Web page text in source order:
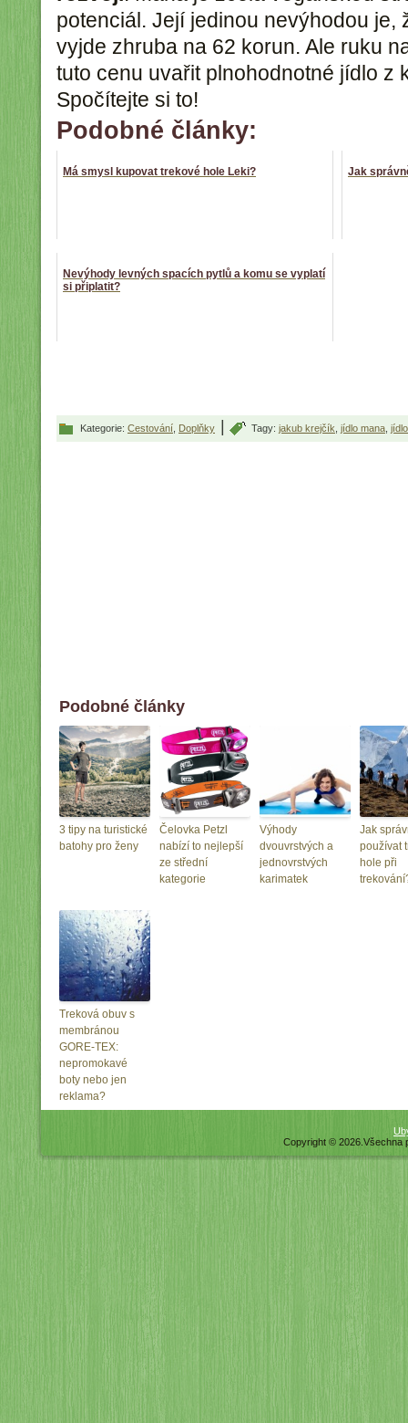
potenciál. Její jedinou nevýhodou je,
vyjde zhruba na 62 korun. Ale ruku
tuto cenu uvařit plnohodnotné jídlo z
Spočítejte si to!
Podobné články:
Má smysl kupovat trekové hole Leki? Jak
Nevýhody levných spacích pytlů a komu se vyplatí
si připlatit?
Kategorie: Cestování Doplňky Tagy: jakub krejčík jídlo mana
Podobné články
3 tipy na turistické
batohy pro ženy
Čelovka Petzl
nabízí to nejlepší
ze střední
kategorie
Výhody
dvouvrstvých a
jednovrstvých
karimatek
Jak
používat
hole při
Treková obuv s
membránou
GORE-TEX:
nepromokavé
boty nebo jen
reklama?
Copyright © 2026.Všechna